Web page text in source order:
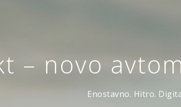
– novo
Enostavno. Hitro.
Ker ste sklenili, da se